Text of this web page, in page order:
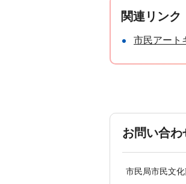
関連リンク
市民アート
お問い合わ
市民局市民文